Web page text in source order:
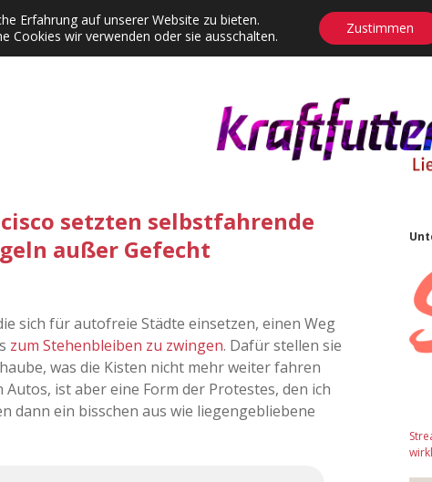
Contact Adventskalender Dropdown-Menü öffnen
setzten selbstfahrende
außer Gefecht
sich für autofreie Städte einsetzen, einen Weg
zum Stehenbleiben zu zwingen. Dafür stellen sie
was die Kisten nicht mehr weiter fahren
ist aber eine Form der Protestes, den ich
dann ein bisschen aus wie liegengebliebene
Erfahrung auf unserer Website zu bieten.
Cookies wir verwenden oder sie ausschalten. Zustimmen